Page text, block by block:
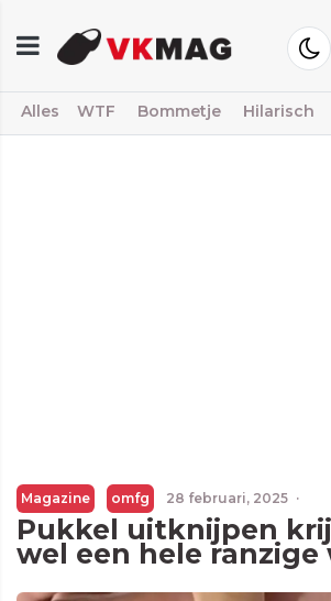
Alles WTF Bommetje Hilarisch
Magazine omfg 28 februari, 2025 ·
Pukkel uitknijpen
wel een hele ranzige